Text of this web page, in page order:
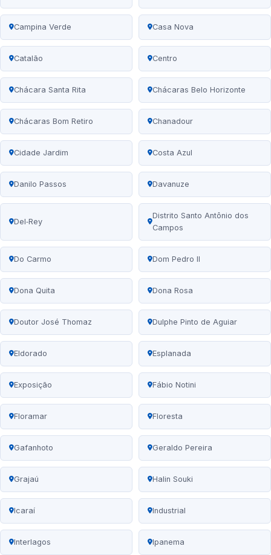
Campina Verde Casa Nova
Catalão Centro
Chácara Santa Rita Chácaras Belo Horizonte
Chácaras Bom Retiro Chanadour
Cidade Jardim Costa Azul
Danilo Passos Davanuze
Del‑Rey
Distrito Santo Antônio dos
Campos
Do Carmo Dom Pedro II
Dona Quita Dona Rosa
Doutor José Thomaz Dulphe Pinto de Aguiar
Eldorado Esplanada
Exposição Fábio Notini
Floramar Floresta
Gafanhoto Geraldo Pereira
Grajaú Halin Souki
Icaraí Industrial
Interlagos Ipanema